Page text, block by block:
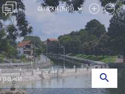
search